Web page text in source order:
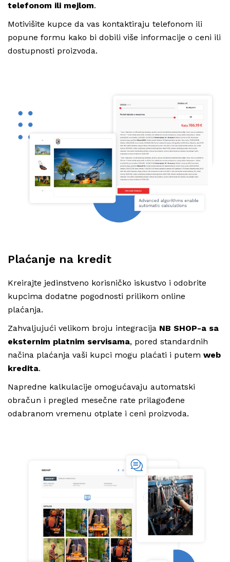
telefonom ili mejlom.
Motivišite kupce da vas kontaktiraju telefonom ili
popune formu kako bi dobili više informacije o ceni ili
dostupnosti proizvoda.
Plaćanje na kredit
Kreirajte jedinstveno korisničko iskustvo i odobrite
kupcima dodatne pogodnosti prilikom online
plaćanja.
Zahvaljujući velikom broju integracija NB SHOP-a sa
eksternim platnim servisama, pored standardnih
načina plaćanja vaši kupci mogu plaćati i putem web
kredita.
Napredne kalkulacije omogućavaju automatski
obračun i pregled mesečne rate prilagođene
odabranom vremenu otplate i ceni proizvoda.